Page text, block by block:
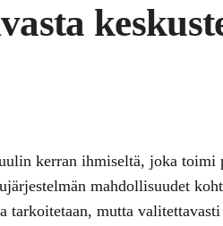
kerran ihmiseltä, joka
mahdollisuudet
mutta